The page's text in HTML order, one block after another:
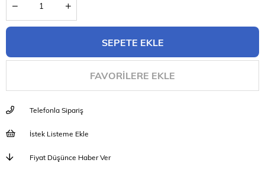
FAVORILERE EKLE
Telefonla Sipariş
İstek Listeme Ekle
Fiyat Düşünce Haber Ver